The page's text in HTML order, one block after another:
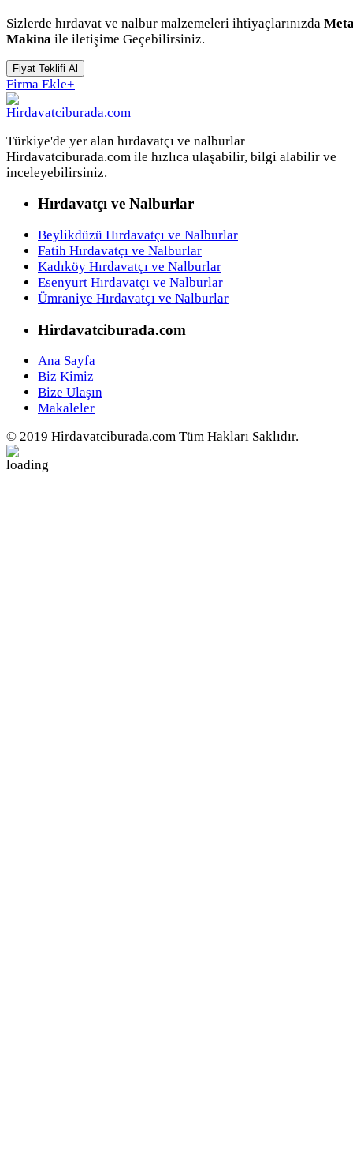
Sizlerde hırdavat ve nalbur malzemeleri ihtiyaçlarınızda
Makina ile iletişime Geçebilirsiniz.
Fiyat Teklifi Al
Firma Ekle+
Türkiye'de yer alan hırdavatçı ve nalburlar
Hirdavatciburada.com ile hızlıca ulaşabilir, bilgi alabilir ve
inceleyebilirsiniz.
Hırdavatçı ve Nalburlar
Beylikdüzü Hırdavatçı ve Nalburlar
Fatih Hırdavatçı ve Nalburlar
Kadıköy Hırdavatçı ve Nalburlar
Esenyurt Hırdavatçı ve Nalburlar
Ümraniye Hırdavatçı ve Nalburlar
Hirdavatciburada.com
Ana Sayfa
Biz Kimiz
Bize Ulaşın
Makaleler
© 2019 Hirdavatciburada.com Tüm Hakları Saklıdır.